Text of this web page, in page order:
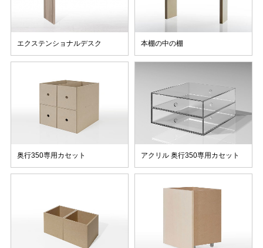
エクステンショナルデスク 本棚の中の棚
奥行350専用カセット アクリル 奥行350専用カセット